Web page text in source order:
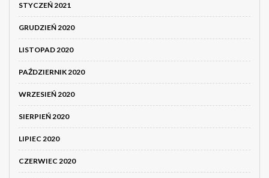
STYCZEŃ 2021
GRUDZIEŃ 2020
LISTOPAD 2020
PAŹDZIERNIK 2020
WRZESIEŃ 2020
SIERPIEŃ 2020
LIPIEC 2020
CZERWIEC 2020